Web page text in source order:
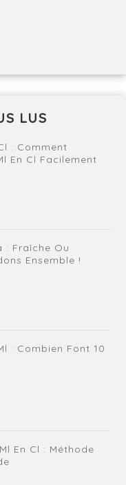
LUS
: Comment
En Cl Facilement
: Fraîche Ou
Ensemble !
: Combien Font 10
En Cl : Méthode